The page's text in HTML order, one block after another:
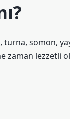
somon,
zaman lezzetli